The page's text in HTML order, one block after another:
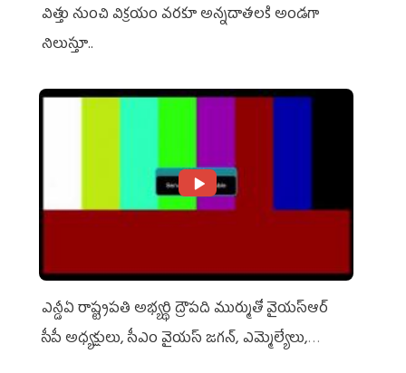
విత్తు నుంచి విక్రయం వరకూ అన్నదాతలకి అండగా
నిలుస్తూ..
ఎన్డీఏ రాష్ట్ర‌ప‌తి అభ్య‌ర్థి ద్రౌప‌ది ముర్ముతో వైయ‌స్ఆర్
సీపీ అధ్య‌క్షులు, సీఎం వైయ‌స్ జ‌గ‌న్, ఎమ్మెల్యేలు,